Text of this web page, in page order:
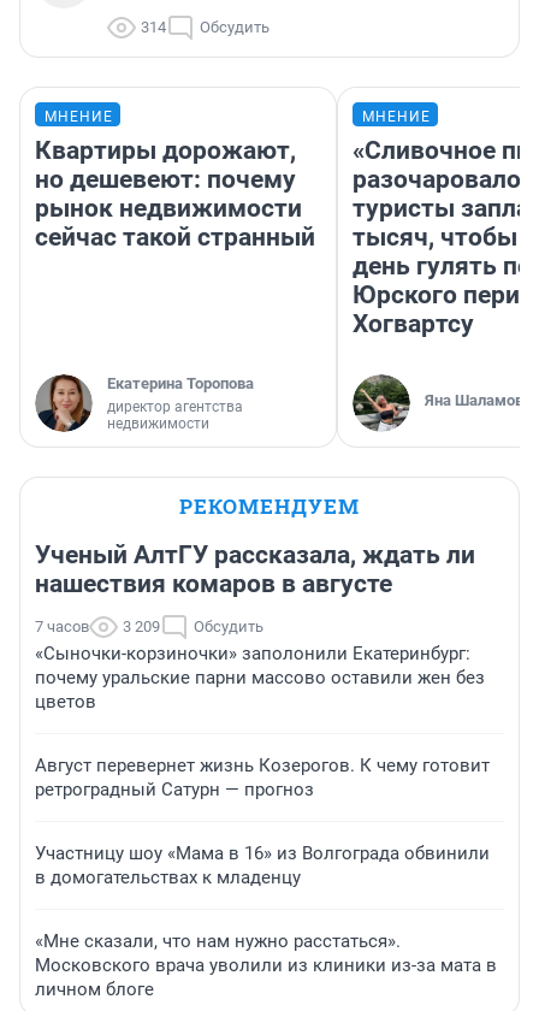
314 Обсудить
МНЕНИЕ
Квартиры дорожают,
но дешевеют: почему
рынок недвижимости
сейчас такой странный
Екатерина Торопова
директор агентства
недвижимости
МНЕНИЕ
«Сливочное
разочаровало»:
туристы
тысяч, чтобы
день гулять по
Юрского
Хогвартсу
Яна Шаламова
РЕКОМЕНДУЕМ
Ученый АлтГУ рассказала, ждать ли
нашествия комаров в августе
7 часов 3 209 Обсудить
«Сыночки-корзиночки» заполонили Екатеринбург:
почему уральские парни массово оставили жен без
цветов
Август перевернет жизнь Козерогов. К чему готовит
ретроградный Сатурн — прогноз
Участницу шоу «Мама в 16» из Волгограда обвинили
в домогательствах к младенцу
«Мне сказали, что нам нужно расстаться».
Московского врача уволили из клиники из-за мата в
личном блоге